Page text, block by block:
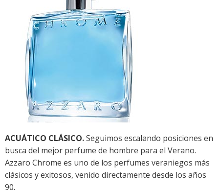
ACUÁTICO CLÁSICO.Seguimos escalando posiciones en
busca del mejor perfume de hombre para el Verano.
Azzaro Chrome es uno de los perfumes veraniegos más
clásicos y exitosos, venido directamente desde los años
90.